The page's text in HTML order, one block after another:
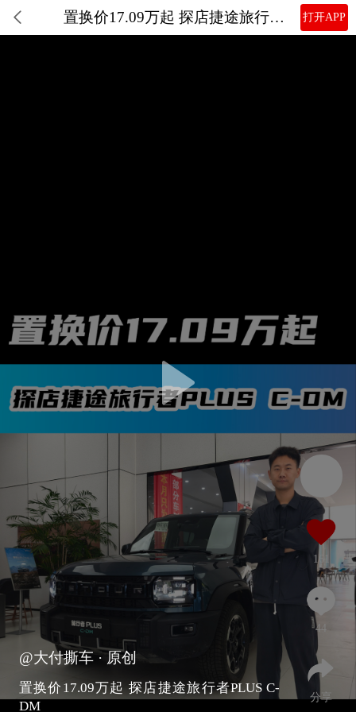
置换价17.09万起 探店捷途旅行者PLUS C-DM 打开APP
@大付撕车· 原创
置换价17.09万起 探店捷途旅行者PLUS C-
DM
161
44
分享